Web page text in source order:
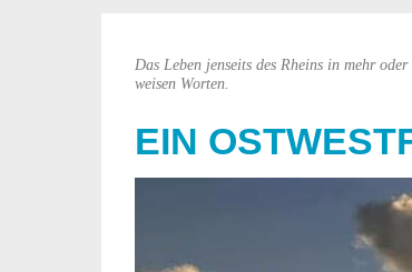
EIN
Das Leben jenseits des Rheins in mehr
weisen Worten.